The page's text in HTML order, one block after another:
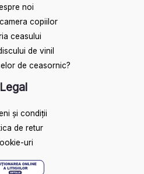
noi
copiilor
ceasului​
de vinil
de ceasornic?
Legal
și condiții
de retur
uri